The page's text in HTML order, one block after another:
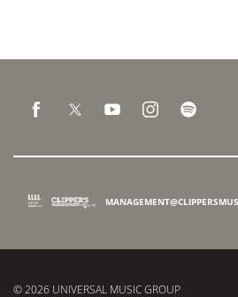
© 2026 UNIVERSAL MUSIC GROUP